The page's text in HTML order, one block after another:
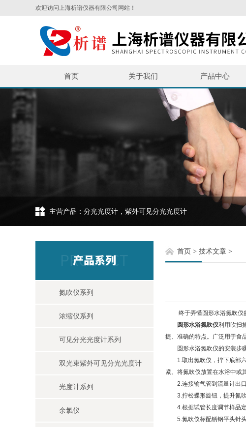
欢迎访问上海析谱仪器有限公司网站！
首页 关于我们 产品中心
主营产品：分光光度计，紫外可见分光光度计
氮吹仪系列
浓缩仪系列
可见分光光度计系列
双光束紫外可见分光光度计
光度计系列
余氯仪
首页 > 技术文章 >
终于弄懂圆形水浴氮吹仪
圆形水浴氮吹仪利用吹扫
捷、准确的特点。广泛用于食
圆形水浴氮吹仪的安装步
1.取出氮吹仪，拧下底部六
紧。将氮吹仪放置在水浴中或
2.连接输气管到流量计出口
3.拧松蝶形旋钮，提升氮吹
4.根据试管长度调节样品定
5.氮吹仪标配锈钢平头针头